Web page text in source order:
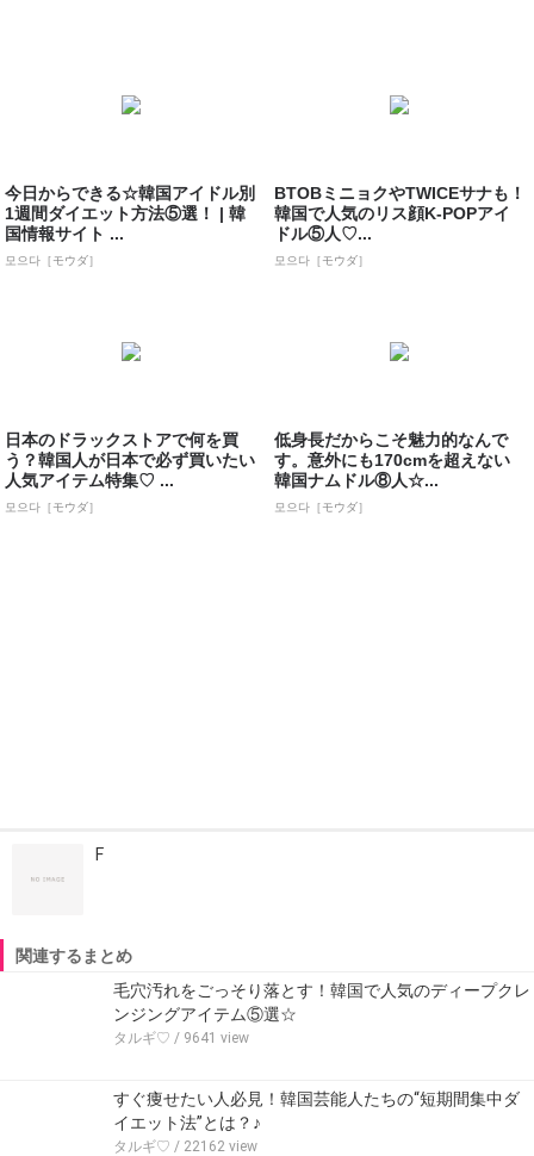
今日からできる☆韓国アイドル別
1週間ダイエット方法⑤選！ | 韓
国情報サイト ...
모으다［モウダ］
BTOBミニョクやTWICEサナも！
韓国で人気のリス顔K-POPアイ
ドル⑤人♡...
모으다［モウダ］
日本のドラックストアで何を買
う？韓国人が日本で必ず買いたい
人気アイテム特集♡ ...
모으다［モウダ］
低身長だからこそ魅力的なんで
す。意外にも170cmを超えない
韓国ナムドル⑧人☆...
모으다［モウダ］
F
関連するまとめ
毛穴汚れをごっそり落とす！韓国で人気のディープクレ
ンジングアイテム⑤選☆
タルギ♡ / 9641 view
すぐ痩せたい人必見！韓国芸能人たちの“短期間集中ダ
イエット法”とは？♪
タルギ♡ / 22162 view